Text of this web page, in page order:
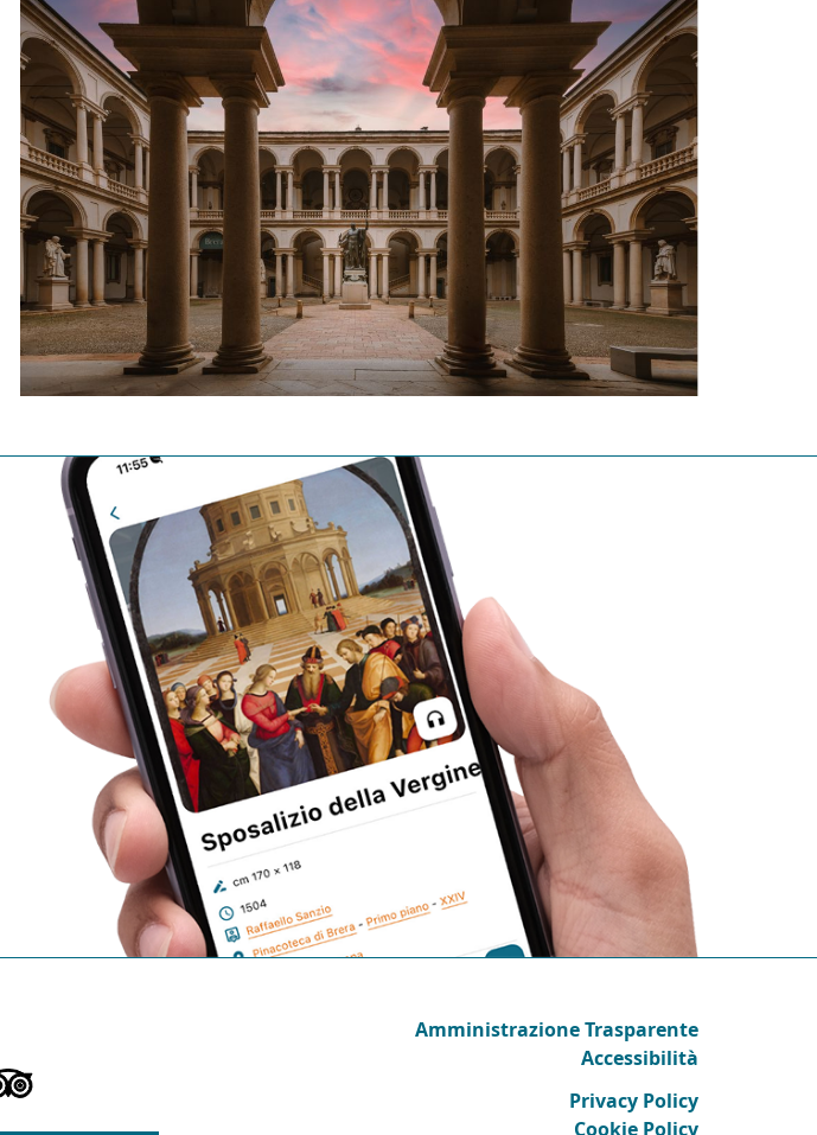
Amministrazione Trasparente
Accessibilità
Privacy Policy
Cookie Policy